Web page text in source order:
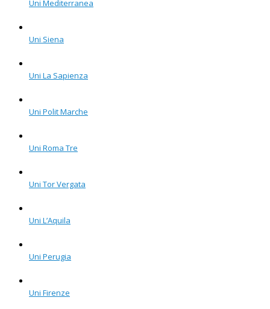
Uni Mediterranea
Uni Siena
Uni La Sapienza
Uni Polit Marche
Uni Roma Tre
Uni Tor Vergata
Uni L’Aquila
Uni Perugia
Uni Firenze